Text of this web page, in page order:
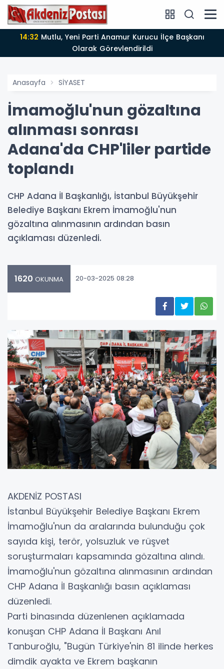
14:32
Olarak Görevlendirildi
Anasayfa SİYASET
İmamoğlu'nun gözaltına
alınması sonrası
Adana'da CHP'liler partide
toplandı
CHP Adana İl Başkanlığı, İstanbul Büyükşehir
Belediye Başkanı Ekrem İmamoğlu'nun
gözaltına alınmasının ardından basın
açıklaması düzenledi.
1620 OKUNMA 20-03-2025 08:28
AKDENİZ POSTASI
İstanbul Büyükşehir Belediye Başkanı Ekrem
İmamoğlu'nun da aralarında bulunduğu çok
sayıda kişi, terör, yolsuzluk ve rüşvet
soruşturmaları kapsamında gözaltına alındı.
İmamoğlu'nun gözaltına alınmasının ardından
CHP Adana İl Başkanlığı basın açıklaması
düzenledi.
Parti binasında düzenlenen açıklamada
konuşan CHP Adana İl Başkanı Anıl
Tanburoğlu, "Bugün Türkiye'nin 81 ilinde herkes
dimdik ayakta ve Ekrem başkanın